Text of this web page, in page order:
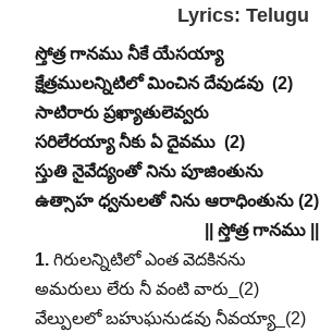
Lyrics: Telugu
స్తోత్ర గానము నీకే యేసయ్యా
క్షేత్రములన్నిటిలో మించిన దేవుడవు (2)
సాటిరారు ప్రఖ్యాతులెవ్వరు
సరిలేరయ్యా నీకు ఏ దైవము (2)
స్తుతి నైవేద్యంతో నిను పూజింతును
ఉత్సాహ ధ్వనులతో నిను ఆరాధింతును (2)
|| స్తోత్ర గానము ||
1.గిరులన్నిటిలో ఎంత వెదకినను
అమరులు లేరు నీ వంటి వారు_(2)
వేల్పులలో బహుఘనుడవు నీవయ్యా_(2)